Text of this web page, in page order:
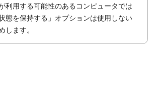
利用する可能性のあるコンピュータでは
態を保持する」オプションは使用しない
します。